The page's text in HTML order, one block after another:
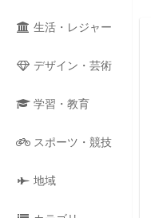
生活・レジャー
デザイン・芸術
学習・教育
スポーツ・競技
地域